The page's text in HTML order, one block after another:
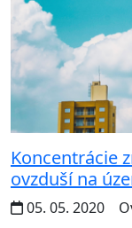
Koncentrácie
ovzduší na
05. 05. 2020